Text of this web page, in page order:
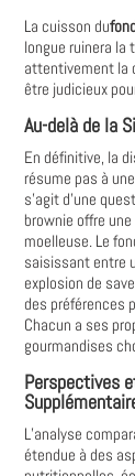
La cuisson du
longue ruinera
attentivement la
être judicieux
Au-delà de la
En définitive, la
résume pas à
s'agit d'une
brownie offre
moelleuse. Le
saisissant entre
explosion de
des préférences
Chacun a ses
gourmandises
Perspectives
L’analyse
étendue à des